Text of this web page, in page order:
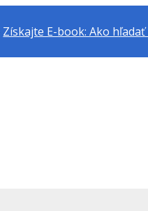
Získajte E-book: Ako